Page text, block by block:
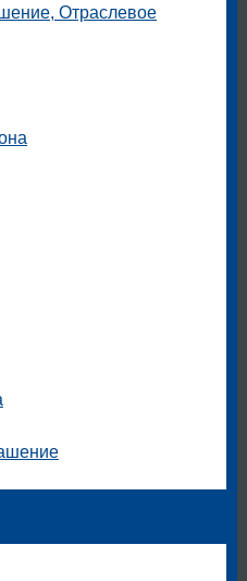
Отраслевое